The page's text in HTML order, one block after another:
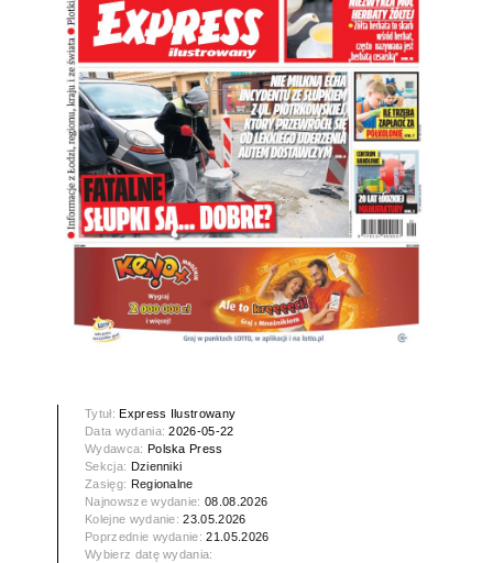
Tytuł: Express Ilustrowany
Data wydania:2026-05-22
Wydawca: Polska Press
Sekcja: Dzienniki
Zasięg: Regionalne
Najnowsze wydanie:08.08.2026
Kolejne wydanie:23.05.2026
Poprzednie wydanie:21.05.2026
Wybierz datę wydania: